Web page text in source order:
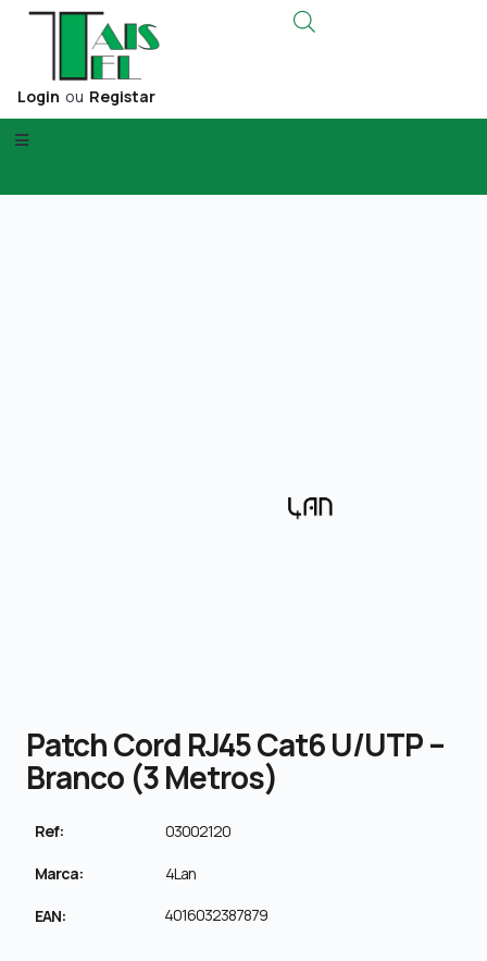
Login ou Registar
Patch Cord RJ45 Cat6 U/UTP –
Branco (3 Metros)
Ref: 03002120
Marca: 4Lan
EAN: 4016032387879